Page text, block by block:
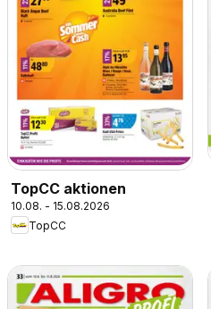
TopCC aktionen
10.08. - 15.08.2026
TopCC